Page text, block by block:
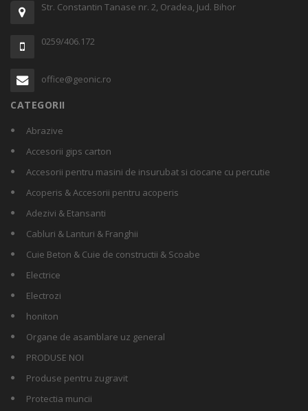
Str. Constantin Tanase nr. 2, Oradea, Jud. Bihor
0259/406.172
office@geonic.ro
CATEGORII
Abrazive
Accesorii gips carton
Accesorii pentru masini de insurubat si ciocane cu percutie
Acoperis & Accesorii pentru acoperis
Adezivi & Etansanti
Cabluri & Lanturi & Franghii
Cuie Beton & Cuie de constructii & Scoabe
Electrice
Electrozi
honiton
Organe de asamblare uz general
PRODUSE NOI
Produse pentru zugravit
Protectia muncii